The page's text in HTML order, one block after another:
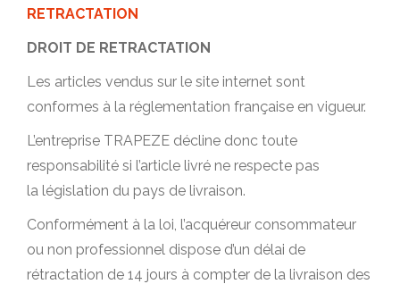
RETRACTATION
DROIT DE RETRACTATION
Les articles vendus sur le site internet sont
conformes à la réglementation française en vigueur.
L’entreprise TRAPEZE décline donc toute
responsabilité si l’article livré ne respecte pas
la législation du pays de livraison.
Conformément à la loi, l’acquéreur consommateur
ou non professionnel dispose d’un délai de
rétractation de 14 jours à compter de la livraison des